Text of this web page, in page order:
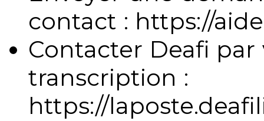
contact : https://
Contacter Deafi
transcription :
https://